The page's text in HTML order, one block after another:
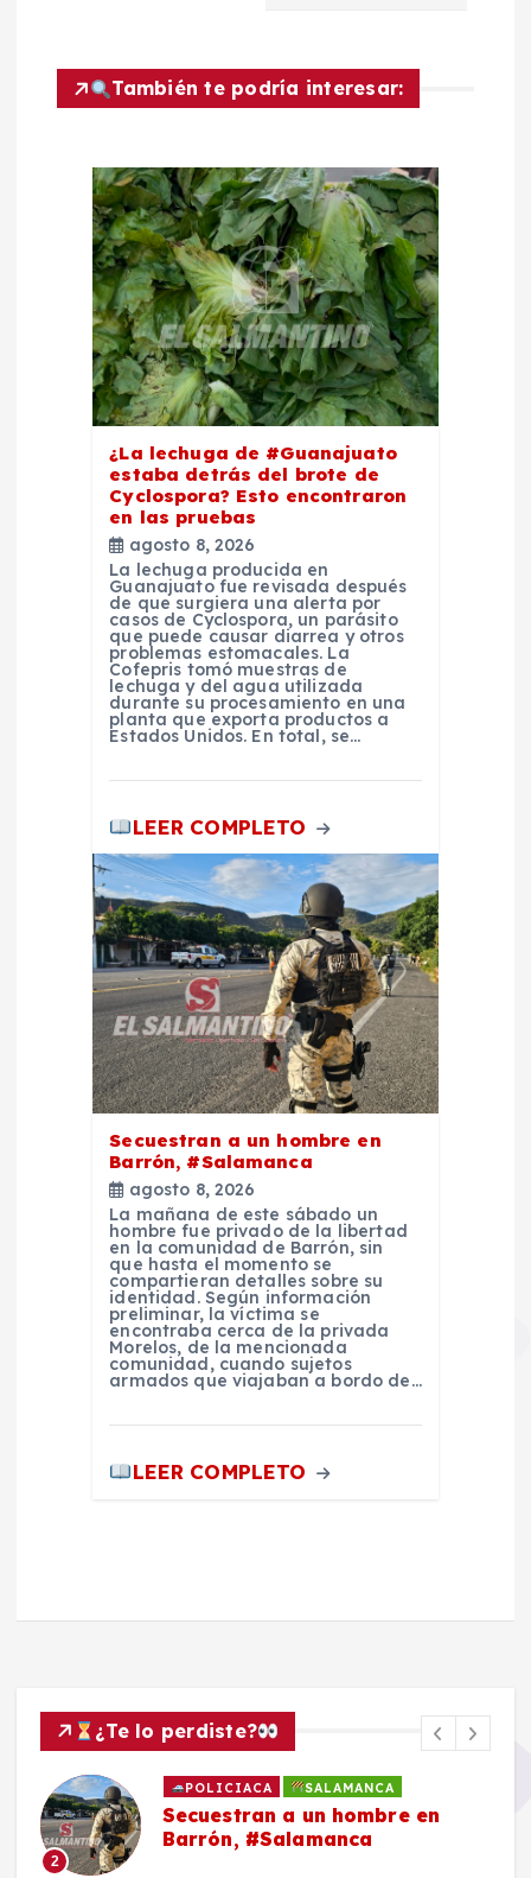
n
También te podría interesar:
¿La lechuga de #Guanajuato
estaba detrás del brote de
Cyclospora? Esto encontraron
en las pruebas
agosto 8, 2026
La lechuga producida en
Guanajuato fue revisada después
de que surgiera una alerta por
casos de Cyclospora, un parásito
que puede causar diarrea y otros
problemas estomacales. La
Cofepris tomó muestras de
lechuga y del agua utilizada
durante su procesamiento en una
planta que exporta productos a
Estados Unidos. En total, se…
LEER COMPLETO
Secuestran a un hombre en
Barrón, #Salamanca
agosto 8, 2026
La mañana de este sábado un
hombre fue privado de la libertad
en la comunidad de Barrón, sin
que hasta el momento se
compartieran detalles sobre su
identidad. Según información
preliminar, la víctima se
encontraba cerca de la privada
Morelos, de la mencionada
comunidad, cuando sujetos
armados que viajaban a bordo de…
LEER COMPLETO
¿Te lo perdiste?
2
POLICIACA SALAMANCA
Secuestran a un hombre en
Barrón, #Salamanca